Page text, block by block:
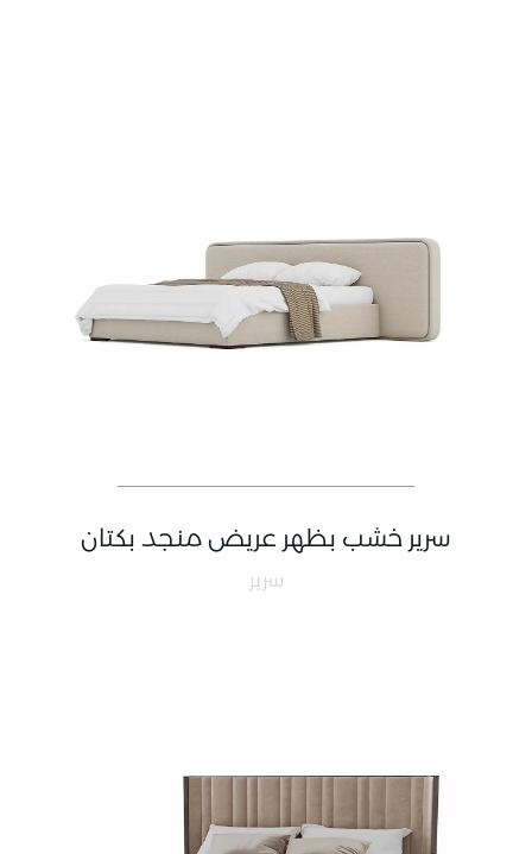
سرير خشب بظهر عريض منجد بكتان
سرير